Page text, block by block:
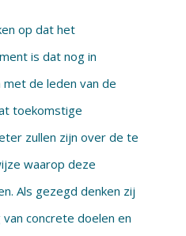
op dat het
is dat nog in
met de leden van de
toekomstige
zullen zijn over de te
waarop deze
Als gezegd denken zij
concrete doelen en